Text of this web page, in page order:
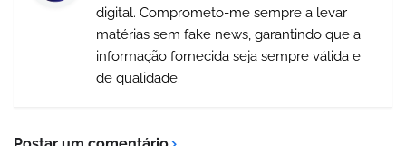
digital. Comprometo-me sempre a levar
matérias sem fake news, garantindo que a
informação fornecida seja sempre válida e
de qualidade.